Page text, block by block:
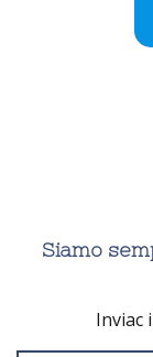
Siamo
Inviac